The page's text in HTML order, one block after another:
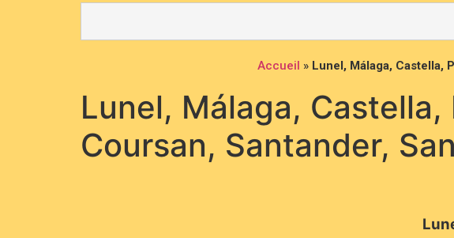
Accueil » Lunel, Málaga, Castella,
Lunel, Málaga,
Coursan, Santander,